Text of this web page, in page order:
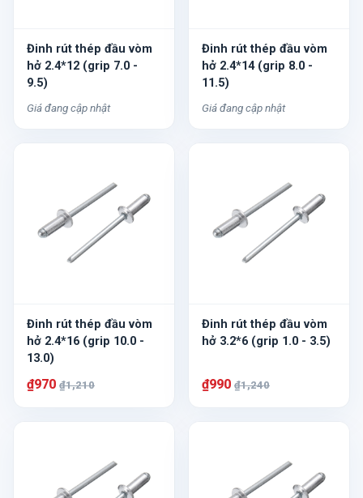
Đinh rút thép đầu vòm
hở 2.4*12 (grip 7.0 -
9.5)
Giá đang cập nhật
Đinh rút thép đầu vòm
hở 2.4*14 (grip 8.0 -
11.5)
Giá đang cập nhật
Đinh rút thép đầu vòm
hở 2.4*16 (grip 10.0 -
13.0)
₫970 ₫1,210
Đinh rút thép đầu vòm
hở 3.2*6 (grip 1.0 - 3.5)
₫990 ₫1,240